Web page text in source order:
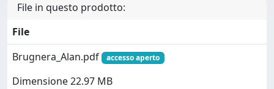
File in questo prodotto:
File
Brugnera_Alan.pdf
accesso aperto
Dimensione 22.97 MB